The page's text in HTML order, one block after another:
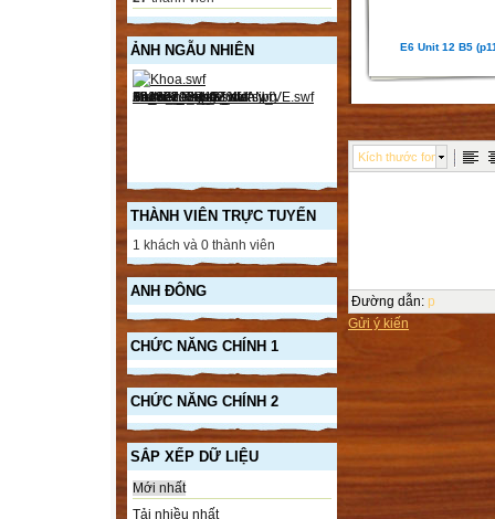
ẢNH NGẪU NHIÊN
THÀNH VIÊN TRỰC TUYẾN
1 khách và 0 thành viên
ANH ĐÔNG
CHỨC NĂNG CHÍNH 1
CHỨC NĂNG CHÍNH 2
SẮP XẾP DỮ LIỆU
Mới nhất
Tải nhiều nhất
E6 Unit 12 B5
Kích thước font
Đường dẫn: p
Gửi ý kiến